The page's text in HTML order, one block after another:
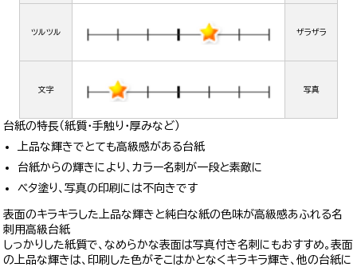
ツルツル ザラザラ
文字 写真
台紙の特長（紙質・手触り・厚みなど）
上品な輝きでとても高級感がある台紙
台紙からの輝きにより、カラー名刺が一段と素敵に
ベタ塗り、写真の印刷には不向きです
表面のキラキラした上品な輝きと純白な紙の色味が高級感あふれる名
刺用高級台紙
しっかりした紙質で、なめらかな表面は写真付き名刺にもおすすめ。表面
の上品な輝きは、印刷した色がそこはかとなくキラキラ輝き、他の台紙に